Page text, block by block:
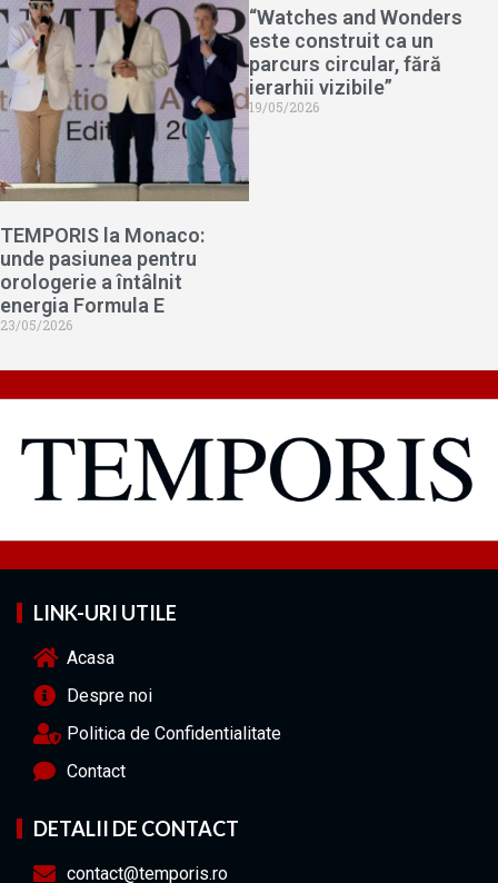
TEMPORIS la Monaco:
unde pasiunea pentru
orologerie a întâlnit
energia Formula E
23/05/2026
“Watches and Wonders
este construit ca un
parcurs circular, fără
ierarhii vizibile”
19/05/2026
LINK-URI UTILE
Acasa
Despre noi
Politica de Confidentialitate
Contact
DETALII DE CONTACT
contact@temporis.ro